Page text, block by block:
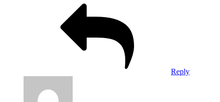
Reply